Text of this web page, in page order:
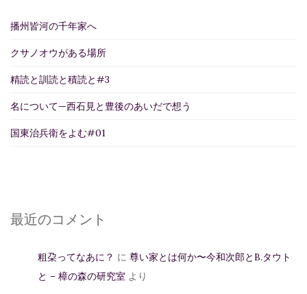
播州皆河の千年家へ
クサノオウがある場所
精読と訓読と積読と#3
名について—西石見と豊後のあいだで想う
国東治兵衛をよむ#01
最近のコメント
粗朶ってなあに？ に 尊い家とは何か〜今和次郎とB.タウト
と – 樟の森の研究室 より